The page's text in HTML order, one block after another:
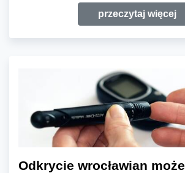
przeczytaj więcej
Odkrycie wrocławian może